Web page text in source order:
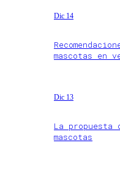
Dic 14
mascotas en
Dic 13
La propuesta
mascotas